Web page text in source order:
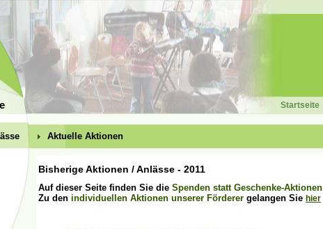
Startseite
Aktuelle Aktionen
Bisherige Aktionen / Anlässe - 2011
Auf dieser Seite finden Sie die Spenden statt Geschenke-Aktionen
Zu den individuellen Aktionen unserer Förderer gelangen Sie hier